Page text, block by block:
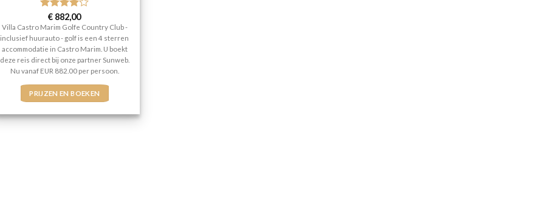
Gewaardeerd
4uit 5
€ 882,00
Villa Castro Marim Golfe Country Club -
inclusief huurauto - golf is een 4 sterren
accommodatie in Castro Marim. U boekt
deze reis direct bij onze partner Sunweb.
Nu vanaf EUR 882.00 per persoon.
PRIJZEN EN BOEKEN